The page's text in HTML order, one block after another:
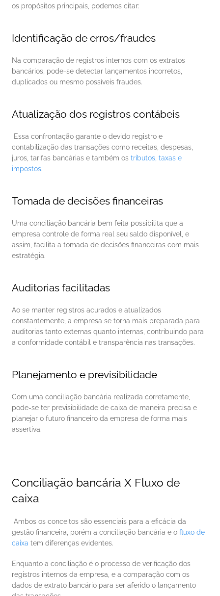
os propósitos principais, podemos citar:
Identificação de erros/fraudes
Na comparação de registros internos com os extratos
bancários, pode-se detectar lançamentos incorretos,
duplicados ou mesmo possíveis fraudes.
Atualização dos registros contábeis
contabilização das transações como receitas, despesas,
juros, tarifas bancárias e também os tributos, taxas e
impostos.
Tomada de decisões financeiras
Uma conciliação bancária bem feita possibilita que a
empresa controle de forma real seu saldo disponível, e
assim, facilita a tomada de decisões financeiras com mais
estratégia.
Auditorias facilitadas
Ao se manter registros acurados e atualizados
constantemente, a empresa se torna mais preparada para
auditorias tanto externas quanto internas, contribuindo para
a conformidade contábil e transparência nas transações.
Planejamento e previsibilidade
Com uma conciliação bancária realizada corretamente,
pode-se ter previsibilidade de caixa de maneira precisa e
planejar o futuro financeiro da empresa de forma mais
assertiva.
Conciliação bancária X Fluxo de
caixa
gestão financeira, porém a conciliação bancária e o fluxo de
caixa tem diferenças evidentes.
Enquanto a conciliação é o processo de verificação dos
registros internos da empresa, e a comparação com os
dados de extrato bancário para ser aferido o lançamento